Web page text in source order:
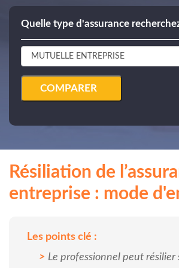
Quelle type d'assurance
COMPARER
Résiliation de
entreprise : mode
Les points clé :
Le professionnel peut résilier